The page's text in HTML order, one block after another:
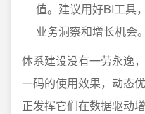
值。建议用好BI工具
业务洞察和增长机会。
体系建设没有一劳永逸
一码的使用效果，动态
正发挥它们在数据驱动